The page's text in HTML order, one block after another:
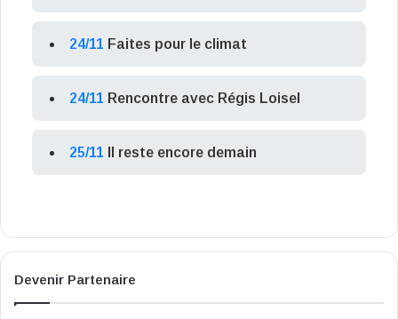
24/11 Faites pour le climat
24/11 Rencontre avec Régis Loisel
25/11 Il reste encore demain
Devenir Partenaire